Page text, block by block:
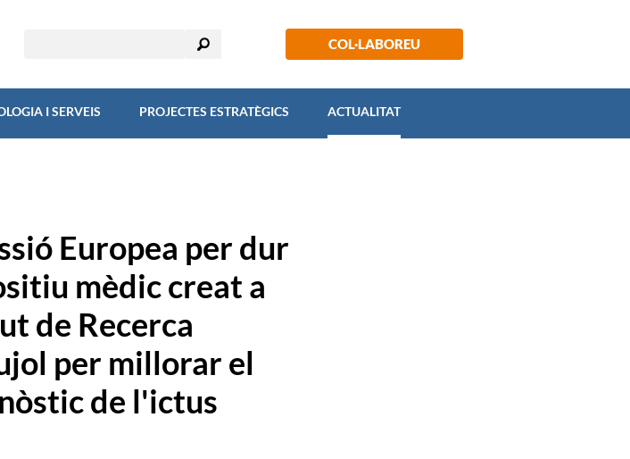
COL·LABOREU
I SERVEIS PROJECTES ESTRATÈGICS ACTUALITAT
Europea per dur
mèdic creat a
de Recerca
per millorar el
de l'ictus